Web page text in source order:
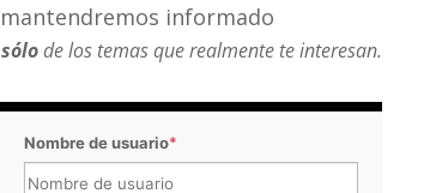
mantendremos informado
sólode los temas que realmente te interesan.
Nombre de usuario*